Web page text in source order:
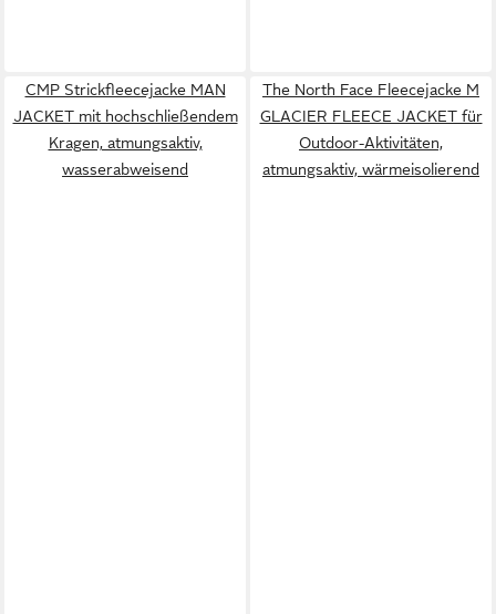
CMP Strickfleecejacke MAN
JACKET mit hochschließendem
Kragen, atmungsaktiv,
wasserabweisend
The North Face Fleecejacke M
GLACIER FLEECE JACKET für
Outdoor-Aktivitäten,
atmungsaktiv, wärmeisolierend